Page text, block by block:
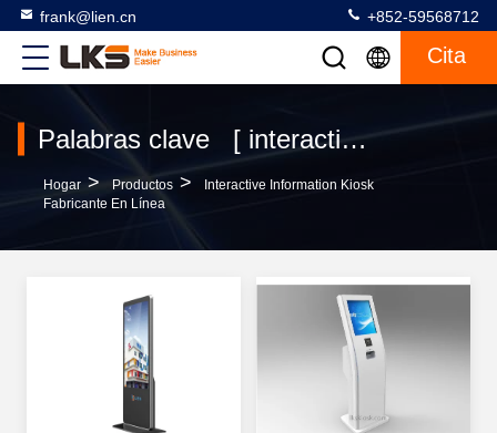
frank@lien.cn +852-59568712
Cita
Palabras clave [ interactive information kiosk ] Partido 120 productos
Hogar > Productos >
Interactive Information Kiosk
Fabricante En Línea